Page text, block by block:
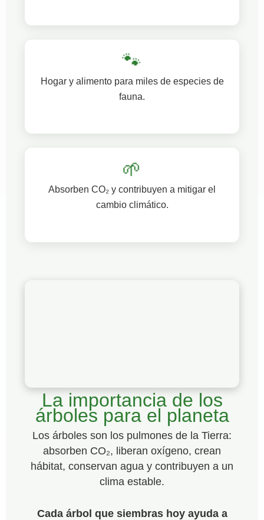
🐾
Hogar y alimento para miles de especies de
fauna.
🌱
Absorben CO₂ y contribuyen a mitigar el
cambio climático.
La importancia de los
árboles para el planeta
Los árboles son los pulmones de la Tierra:
absorben CO₂, liberan oxígeno, crean
hábitat, conservan agua y contribuyen a un
clima estable.
Cada árbol que siembras hoy ayuda a